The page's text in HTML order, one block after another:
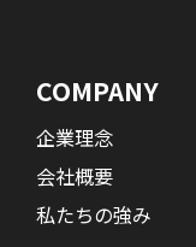
COMPANY
企業理念
会社概要
私たちの強み